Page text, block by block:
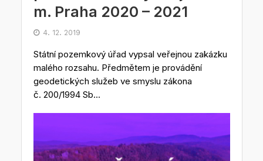
m. Praha 2020 – 2021
4. 12. 2019
Státní pozemkový úřad vypsal veřejnou zakázku
malého rozsahu. Předmětem je provádění
geodetických služeb ve smyslu zákona
č. 200/1994 Sb...